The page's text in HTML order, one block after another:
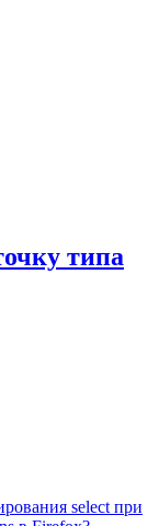
типа
select при